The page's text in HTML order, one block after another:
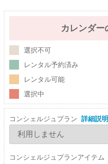
カレンダー
選択不可
レンタル予約済み
レンタル可能
選択中
コンシェルジュプラン 詳細説明
コンシェルジュプランアイテム